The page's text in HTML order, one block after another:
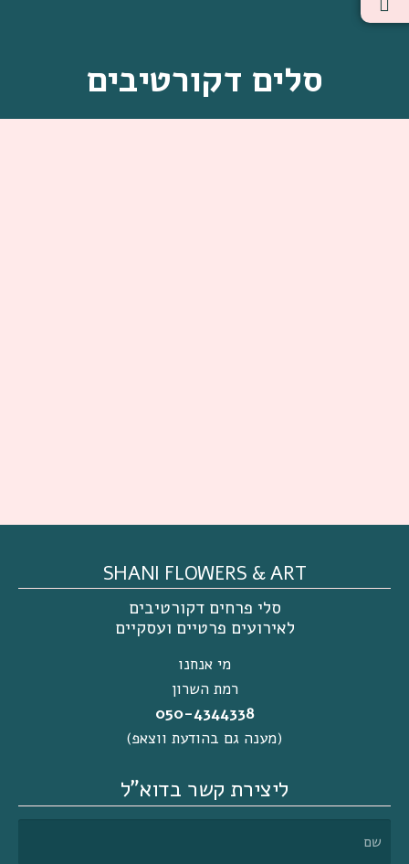
סלים דקורטיבים
SHANI FLOWERS & ART
סלי פרחים דקורטיבים
לאירועים פרטיים ועסקיים
מי אנחנו
רמת השרון
050-4344338
(מענה גם בהודעת ווצאפ)
ליצירת קשר בדוא"ל